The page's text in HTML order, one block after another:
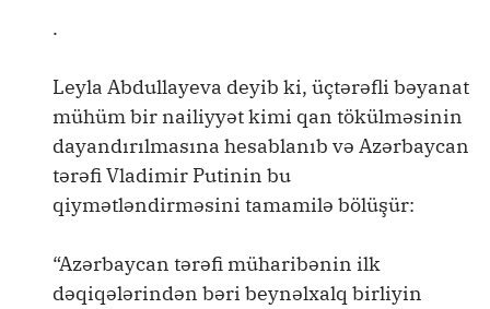
.
Leyla Abdullayeva deyib ki, üçtərəfli bəyanat
mühüm bir nailiyyət kimi qan tökülməsinin
dayandırılmasına hesablanıb və Azərbaycan
tərəfi Vladimir Putinin bu
qiymətləndirməsini tamamilə bölüşür:
“Azərbaycan tərəfi müharibənin ilk
dəqiqələrindən bəri beynəlxalq birliyin